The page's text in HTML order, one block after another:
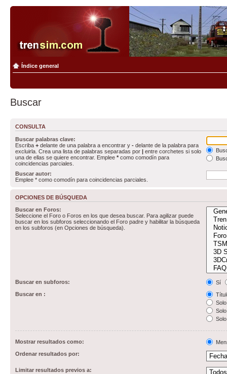
Índice general
Buscar
CONSULTA
Buscar palabras clave:
Escriba + delante de una palabra a encontrar y - delante de la palabra para
excluirla. Crea una lista de palabras separadas por | entre corchetes si solo
una de ellas se quiere encontrar. Emplee * como comodín para
coincidencias parciales.
Buscar autor:
Emplee * como comodín para coincidencias parciales.
OPCIONES DE BÚSQUEDA
Buscar en Foros:
Seleccione el Foro o Foros en los que desea buscar. Para agilizar puede
buscar en los subforos seleccionando el Foro padre y habilitar la búsqueda
en los subforos (en Opciones de búsqueda).
Buscar en subforos:
Sí
Buscar en :
Mostrar resultados como:
Ordenar resultados por:
Limitar resultados previos a: